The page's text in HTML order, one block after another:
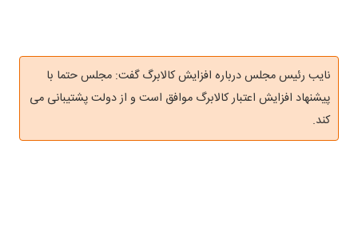
نایب رئیس مجلس درباره افزایش کالابرگ گفت: مجلس حتما با
پیشنهاد افزایش اعتبار کالابرگ موافق است و از دولت پشتیبانی می
کند.